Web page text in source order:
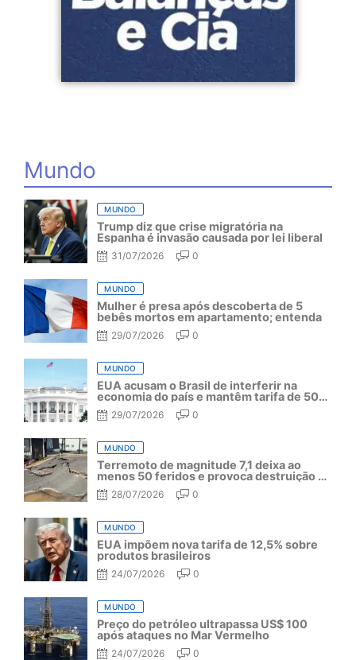
Mundo
MUNDO
Trump diz que crise migratória na
Espanha é invasão causada por lei liberal
31/07/2026 0
MUNDO
Mulher é presa após descoberta de 5
bebês mortos em apartamento; entenda
29/07/2026 0
MUNDO
EUA acusam o Brasil de interferir na
economia do país e mantêm tarifa de 50%
por mais um ano
29/07/2026 0
MUNDO
Terremoto de magnitude 7,1 deixa ao
menos 50 feridos e provoca destruição no
Japão
28/07/2026 0
MUNDO
EUA impõem nova tarifa de 12,5% sobre
produtos brasileiros
24/07/2026 0
MUNDO
Preço do petróleo ultrapassa US$ 100
após ataques no Mar Vermelho
24/07/2026 0